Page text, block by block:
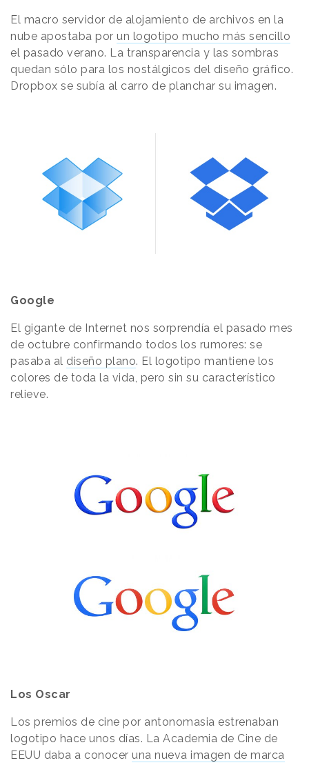
El macro servidor de alojamiento de archivos en la
nube apostaba por un logotipo mucho más sencillo
el pasado verano. La transparencia y las sombras
quedan sólo para los nostálgicos del diseño gráfico.
Dropbox se subía al carro de planchar su imagen.
Google
El gigante de Internet nos sorprendía el pasado mes
de octubre confirmando todos los rumores: se
pasaba al diseño plano. El logotipo mantiene los
colores de toda la vida, pero sin su característico
relieve.
Los Oscar
Los premios de cine por antonomasia estrenaban
logotipo hace unos días. La Academia de Cine de
EEUU daba a conocer una nueva imagen de marca